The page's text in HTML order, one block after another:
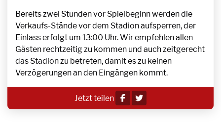
Bereits zwei Stunden vor Spielbeginn werden die
Verkaufs-Stände vor dem Stadion aufsperren, der
Einlass erfolgt um 13:00 Uhr. Wir empfehlen allen
Gästen rechtzeitig zu kommen und auch zeitgerecht
das Stadion zu betreten, damit es zu keinen
Verzögerungen an den Eingängen kommt.
Jetzt teilen